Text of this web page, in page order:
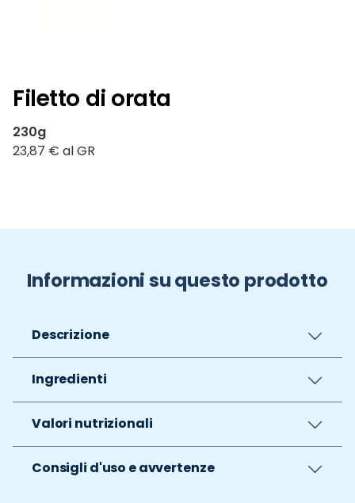
Filetto di orata
230g
23,87 € al GR
Informazioni su questo prodotto
Descrizione
Ingredienti
Valori nutrizionali
Consigli d'uso e avvertenze